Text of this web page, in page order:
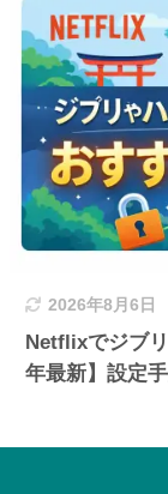
2026年8月6日
Netflixでジブ
年最新】設定